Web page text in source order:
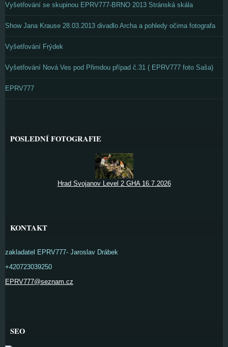
Vyšetřování se skupinou EPRV777-BRNO 2013 Stránská skála
Show Jana Krause 28.03.2013 divadlo Archa a pohledy očima fotografa
Vyšetřování Frýdek
Vyšetřování Nová Ves pod Přimdou případ č.31 ( EPRV777 foto Saša)
EPRV777
POSLEDNÍ FOTOGRAFIE
Hrad Svojanov Level 2 GHA 16.7.2026
KONTAKT
zakladatel EPRV777- Jaroslav Drábek
+420723039250
EPRV777@seznam.cz
SEO